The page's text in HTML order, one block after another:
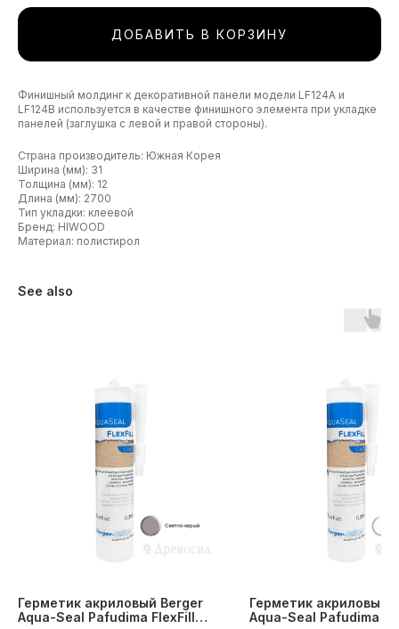
ДОБАВИТЬ В КОРЗИНУ
Финишный молдинг к декоративной панели модели LF124A и
LF124B используется в качестве финишного элемента при укладке
панелей (заглушка с левой и правой стороны).
Страна производитель: Южная Корея
Ширина (мм): 31
Толщина (мм): 12
Длина (мм): 2700
Тип укладки: клеевой
Бренд: HIWOOD
Материал: полистирол
See also
Герметик акриловый Berger
Aqua-Seal Pafudima FlexFill
Герметик акриловый
Aqua-Seal Pafudima